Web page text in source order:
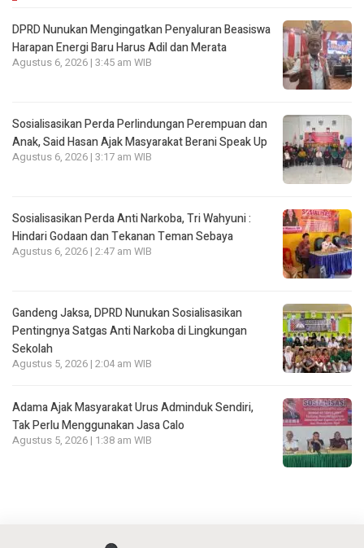
DPRD Nunukan Mengingatkan Penyaluran Beasiswa
Harapan Energi Baru Harus Adil dan Merata
Agustus 6, 2026 | 3:45 am WIB
Sosialisasikan Perda Perlindungan Perempuan dan
Anak, Said Hasan Ajak Masyarakat Berani Speak Up
Agustus 6, 2026 | 3:17 am WIB
Sosialisasikan Perda Anti Narkoba, Tri Wahyuni :
Hindari Godaan dan Tekanan Teman Sebaya
Agustus 6, 2026 | 2:47 am WIB
Gandeng Jaksa, DPRD Nunukan Sosialisasikan
Pentingnya Satgas Anti Narkoba di Lingkungan
Sekolah
Agustus 5, 2026 | 2:04 am WIB
Adama Ajak Masyarakat Urus Adminduk Sendiri,
Tak Perlu Menggunakan Jasa Calo
Agustus 5, 2026 | 1:38 am WIB